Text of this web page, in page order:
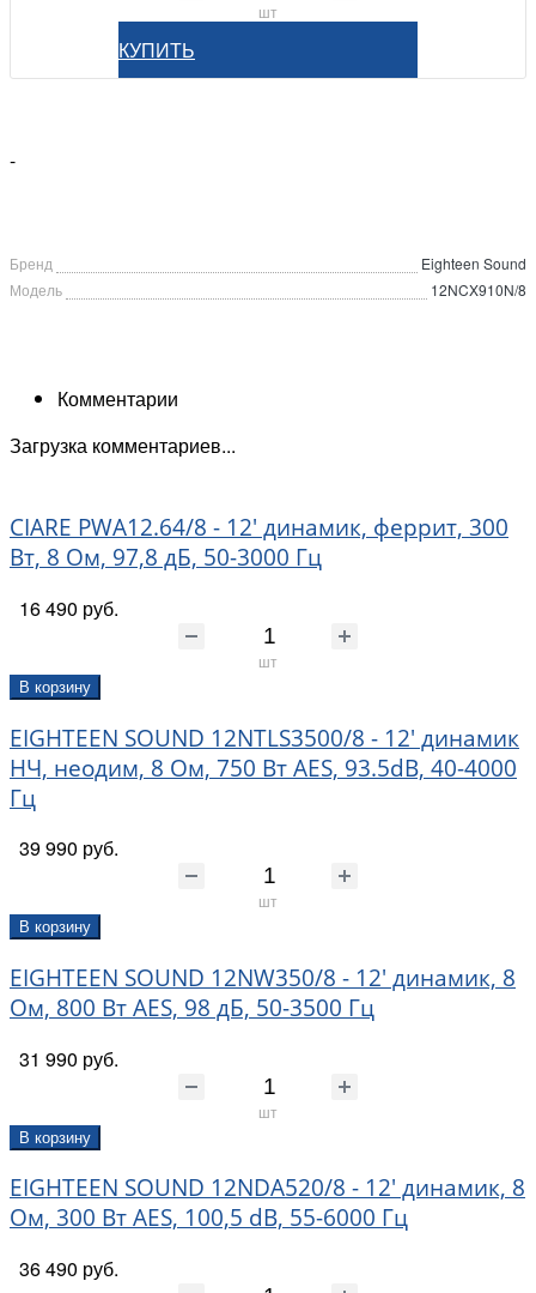
шт
КУПИТЬ
-
Бренд
Eighteen Sound
Модель
12NCX910N/8
Комментарии
Загрузка комментариев...
CIARE PWA12.64/8 - 12' динамик, феррит, 300
Вт, 8 Ом, 97,8 дБ, 50-3000 Гц
16 490 руб.
шт
В корзину
EIGHTEEN SOUND 12NTLS3500/8 - 12' динамик
НЧ, неодим, 8 Ом, 750 Вт AES, 93.5dB, 40-4000
Гц
39 990 руб.
шт
В корзину
EIGHTEEN SOUND 12NW350/8 - 12' динамик, 8
Ом, 800 Вт AES, 98 дБ, 50-3500 Гц
31 990 руб.
шт
В корзину
EIGHTEEN SOUND 12NDA520/8 - 12' динамик, 8
Ом, 300 Вт AES, 100,5 dB, 55-6000 Гц
36 490 руб.